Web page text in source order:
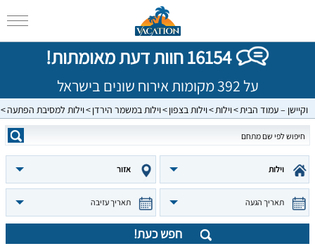
16154 חוות דעת מאומתות!
על 392 מקומות אירוח שונים בישראל
וקיישן – עמוד הבית וילות וילות בצפון וילות במשמר הירדן וילות למסיבת הפתעה
וילות אזור
תאריך הגעה תאריך עזיבה
חפש כעת!